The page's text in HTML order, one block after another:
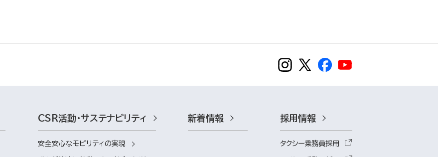
CSR活動・サステナビリティ
安全安心なモビリティの実現
新着情報 採用情報
タクシー乗務員採用